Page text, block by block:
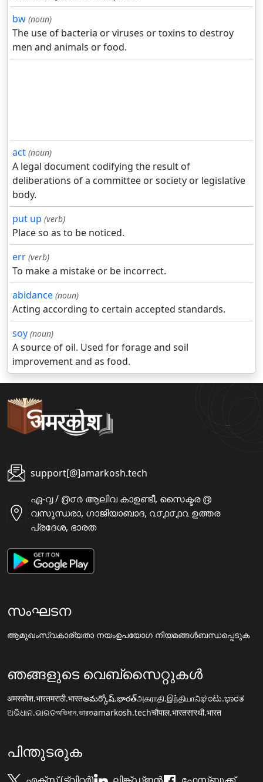
bw (noun)
The use of bacteria or viruses or toxins to destroy
men and animals or food.
act (noun)
A legal document codifying the result of
deliberations of a committee or society or legislative
body.
put up (verb)
Place so as to be noticed.
err (verb)
To make a mistake or be incorrect.
abidance (noun)
Acting according to certain accepted standards.
soy (noun)
A source of oil. Used for forage and soil
improvement and as food.
support[@]amarkosh.tech
ഏ-൮ / ൫൦൪ ആലിവ കാഉണ്ടീ, സൈക്ടര ൫
വസുന്ധരാ, ഗാജിയാബാദ, ൨൦൧൦൧൨ ഉത്തര
പ്രദേശ, ഭാരത
സംഘടന
ആമുഖംസ്വകാര്യതാ നയംഉപയോഗ നിയമങ്ങൾബന്ധപ്പെടുക
ഞങ്ങളുടെ വെബ്സൈറ്റുകൾ
अमरकोश.भारतमराठी.भारतఅమర్కోష్.భారత్அகராதி.இந்தியாನಿಘಂಟು.ಭಾರತ
ଅଭିଧାନ.ଭାରତঅভিধান.ভারতamarkosh.techचौपाल.भारतसारथी.भारत
പിന്തുടരുക